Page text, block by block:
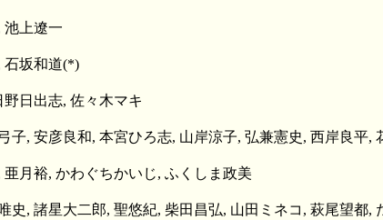
上遼一
坂和道(*)
日出志, 佐々木マキ
, 安彦良和, 本宮ひろ志, 山岸涼子, 弘兼憲史, 西岸良平,
月裕, かわぐちかいじ, ふくしま政美
, 諸星大二郎, 聖悠紀, 柴田昌弘, 山田ミネコ, 萩尾望都,